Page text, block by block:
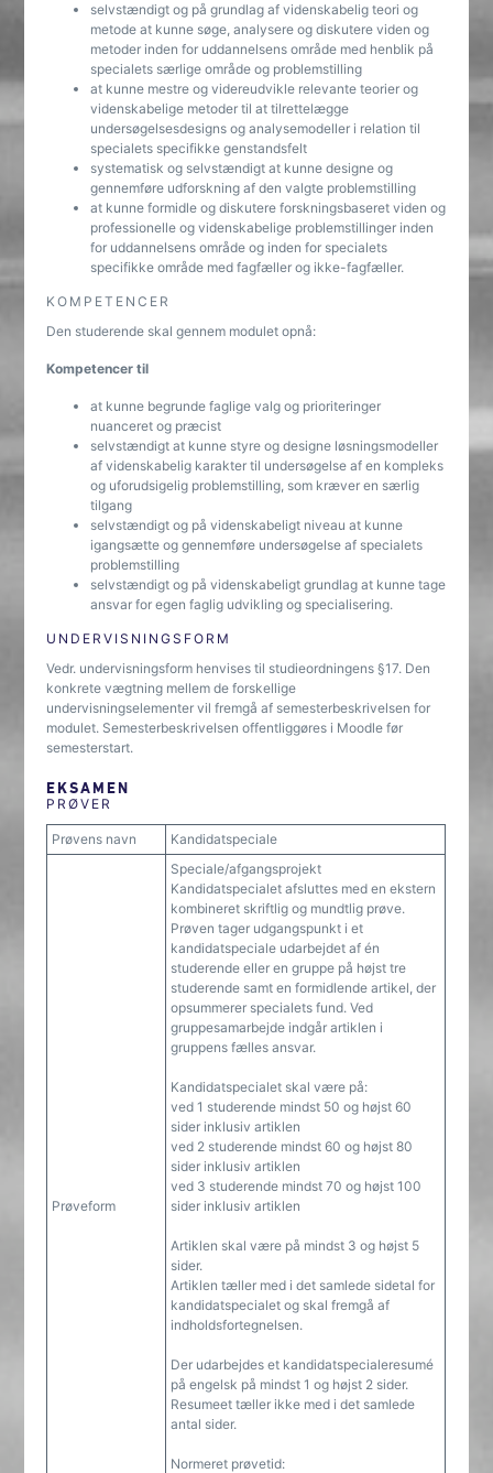
selvstændigt og på grundlag af videnskabelig teori og
metode at kunne søge, analysere og diskutere viden og
metoder inden for uddannelsens område med henblik på
specialets særlige område og problemstilling
at kunne mestre og videreudvikle relevante teorier og
videnskabelige metoder til at tilrettelægge
undersøgelsesdesigns og analysemodeller i relation til
specialets specifikke genstandsfelt
systematisk og selvstændigt at kunne designe og
gennemføre udforskning af den valgte problemstilling
at kunne formidle og diskutere forskningsbaseret viden og
professionelle og videnskabelige problemstillinger inden
for uddannelsens område og inden for specialets
specifikke område med fagfæller og ikke-fagfæller.
KOMPETENCER
Den studerende skal gennem modulet opnå:
Kompetencer til
at kunne begrunde faglige valg og prioriteringer
nuanceret og præcist
selvstændigt at kunne styre og designe løsningsmodeller
af videnskabelig karakter til undersøgelse af en kompleks
og uforudsigelig problemstilling, som kræver en særlig
tilgang
selvstændigt og på videnskabeligt niveau at kunne
igangsætte og gennemføre undersøgelse af specialets
problemstilling
selvstændigt og på videnskabeligt grundlag at kunne tage
ansvar for egen faglig udvikling og specialisering.
UNDERVISNINGSFORM
Vedr. undervisningsform henvises til studieordningens §17. Den
konkrete vægtning mellem de forskellige
undervisningselementer vil fremgå af semesterbeskrivelsen for
modulet. Semesterbeskrivelsen offentliggøres i Moodle før
semesterstart.
EKSAMEN
PRØVER
Prøvens navn Kandidatspeciale
Prøveform
Speciale/afgangsprojekt
Kandidatspecialet afsluttes med en ekstern
kombineret skriftlig og mundtlig prøve.
Prøven tager udgangspunkt i et
kandidatspeciale udarbejdet af én
studerende eller en gruppe på højst tre
studerende samt en formidlende artikel, der
opsummerer specialets fund. Ved
gruppesamarbejde indgår artiklen i
gruppens fælles ansvar.
Kandidatspecialet skal være på:
ved 1 studerende mindst 50 og højst 60
sider inklusiv artiklen
ved 2 studerende mindst 60 og højst 80
sider inklusiv artiklen
ved 3 studerende mindst 70 og højst 100
sider inklusiv artiklen
Artiklen skal være på mindst 3 og højst 5
sider.
Artiklen tæller med i det samlede sidetal for
kandidatspecialet og skal fremgå af
indholdsfortegnelsen.
Der udarbejdes et kandidatspecialeresumé
på engelsk på mindst 1 og højst 2 sider.
Resumeet tæller ikke med i det samlede
antal sider.
Normeret prøvetid: